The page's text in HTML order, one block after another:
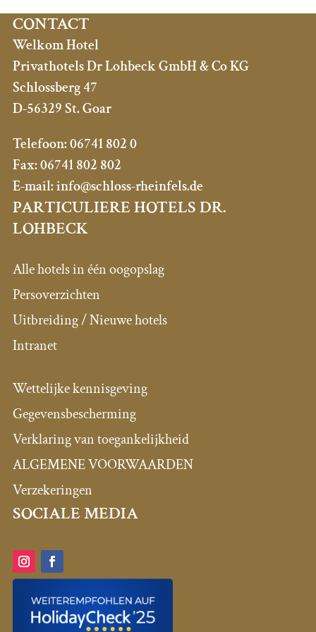
CONTACT
Welkom Hotel
Privathotels Dr Lohbeck GmbH & Co KG
Schlossberg 47
D-56329 St. Goar
Telefoon:06741 802 0
Fax:06741 802 802
E-mail:info@schloss-rheinfels.de
PARTICULIERE HOTELS DR.
LOHBECK
Alle hotels in één oogopslag
Persoverzichten
Uitbreiding / Nieuwe hotels
Intranet
Wettelijke kennisgeving
Gegevensbescherming
Verklaring van toegankelijkheid
ALGEMENE VOORWAARDEN
Verzekeringen
SOCIALE MEDIA